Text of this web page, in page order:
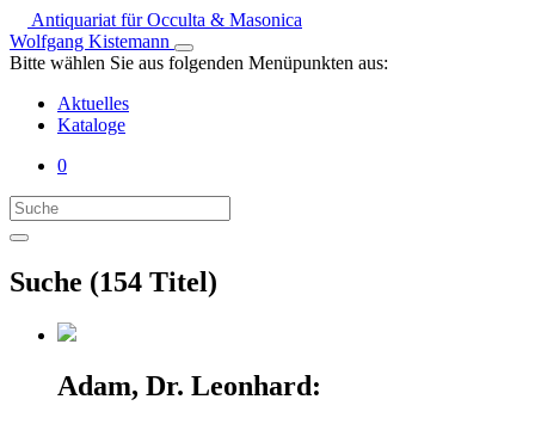
Antiquariat für Occulta & Masonica
Wolfgang Kistemann
Bitte wählen Sie aus folgenden Menüpunkten aus:
Aktuelles
Kataloge
0
Suche (154 Titel)
Adam, Dr. Leonhard: